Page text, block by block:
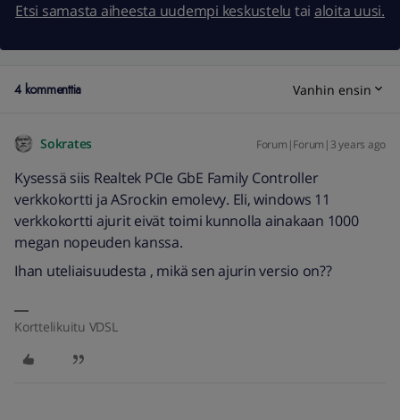
Etsi samasta aiheesta uudempi keskustelu tai aloita uusi.
4 kommenttia Vanhin ensin
Sokrates Forum|Forum|3 years ago
Kysessä siis Realtek PCIe GbE Family Controller
verkkokortti ja ASrockin emolevy. Eli, windows 11
verkkokortti ajurit eivät toimi kunnolla ainakaan 1000
megan nopeuden kanssa.
Ihan uteliaisuudesta , mikä sen ajurin versio on??
Korttelikuitu VDSL